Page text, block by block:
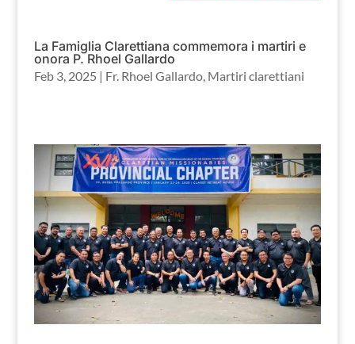
La Famiglia Clarettiana commemora i martiri e
onora P. Rhoel Gallardo
Feb 3, 2025 | Fr. Rhoel Gallardo, Martiri clarettiani